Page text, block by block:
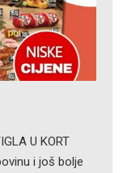
U KORT
i još bolje